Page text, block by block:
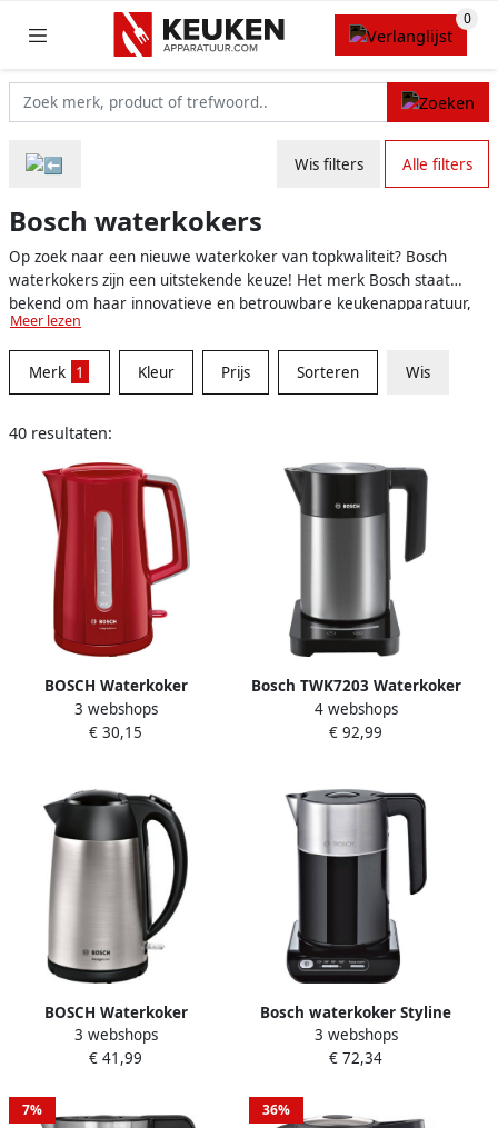
Wis filters Alle filters
Bosch waterkokers
Op zoek naar een nieuwe waterkoker van topkwaliteit? Bosch
waterkokers zijn een uitstekende keuze! Het merk Bosch staat
bekend om haar innovatieve en betrouwbare keukenapparatuur,
waarbij gebruiksgemak en design hoog in het vaandel staan. Hier
vind je alle informatie die je nodig hebt om de perfecte Bosch
waterkoker te vinden, zodat jij binnenkort kunt genieten van een
heerlijk kopje thee, koffie of soep.
Meer lezen
Merk 1 Kleur Prijs Sorteren Wis
40 resultaten:
BOSCH Waterkoker
CompactClass TWK3A014
rood 1 7 l
3 webshops
€ 30,15
Bosch TWK7203 Waterkoker
Zwart RVS
4 webshops
€ 92,99
BOSCH Waterkoker
TWK3P420 DesignLine 1 7 l
3 webshops
€ 41,99
Bosch waterkoker Styline
TWK8613P (Zwart)
3 webshops
€ 72,34
7% 36%